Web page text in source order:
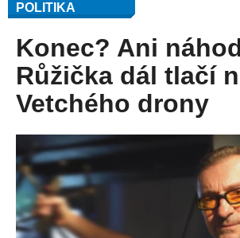
POLITIKA
Konec? Ani
Růžička dál tlačí
Vetchého drony